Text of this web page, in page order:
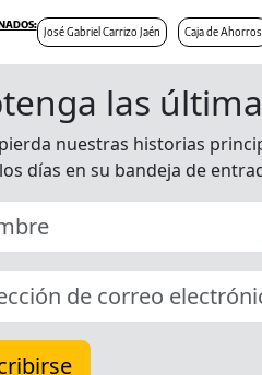
José Gabriel Carrizo Jaén Caja de Ahorros